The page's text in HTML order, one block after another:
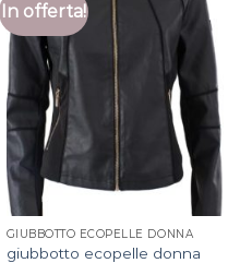
In offerta!
GIUBBOTTO ECOPELLE DONNA
giubbotto ecopelle donna